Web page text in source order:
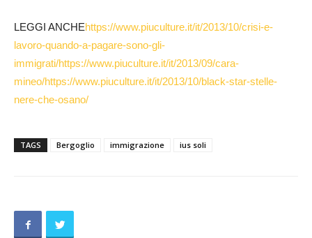
LEGGI ANCHEhttps://www.piuculture.it/it/2013/10/crisi-e-
lavoro-quando-a-pagare-sono-gli-
immigrati/https://www.piuculture.it/it/2013/09/cara-
mineo/https://www.piuculture.it/it/2013/10/black-star-stelle-
nere-che-osano/
TAGS Bergoglio immigrazione ius soli